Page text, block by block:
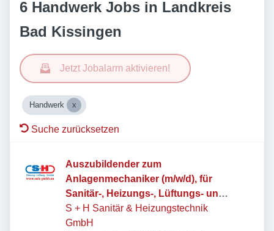
6 Handwerk Jobs in Landkreis
Bad Kissingen
Jetzt Jobalarm aktivieren!
Handwerk
Suche zurücksetzen
Auszubildender zum
Anlagenmechaniker (m/w/d), für
Sanitär-, Heizungs-, Lüftungs- und
Klimatechnik
S + H Sanitär & Heizungstechnik
GmbH